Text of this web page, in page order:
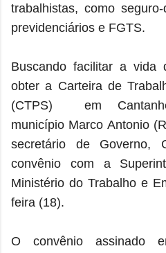
trabalhistas, como
previdenciários e FGTS.
Buscando facilitar a vida
obter a Carteira de
(CTPS) em
município Marco Antonio
secretário de Governo,
convênio com a
Ministério do Trabalho e
feira (18).
O convênio assinado